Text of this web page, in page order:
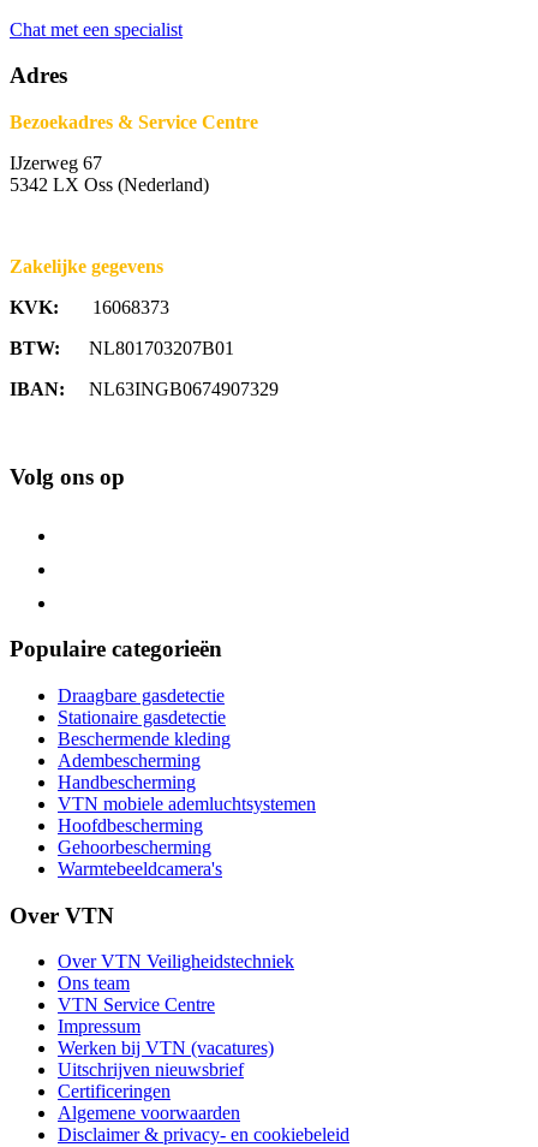
Chat met een specialist
Adres
Bezoekadres & Service Centre
IJzerweg 67
5342 LX Oss (Nederland)
Zakelijke gegevens
KVK: 16068373
BTW: NL801703207B01
IBAN: NL63INGB0674907329
Volg ons op
Populaire categorieën
Draagbare gasdetectie
Stationaire gasdetectie
Beschermende kleding
Adembescherming
Handbescherming
VTN mobiele ademluchtsystemen
Hoofdbescherming
Gehoorbescherming
Warmtebeeldcamera's
Over VTN
Over VTN Veiligheidstechniek
Ons team
VTN Service Centre
Impressum
Werken bij VTN (vacatures)
Uitschrijven nieuwsbrief
Certificeringen
Algemene voorwaarden
Disclaimer & privacy- en cookiebeleid